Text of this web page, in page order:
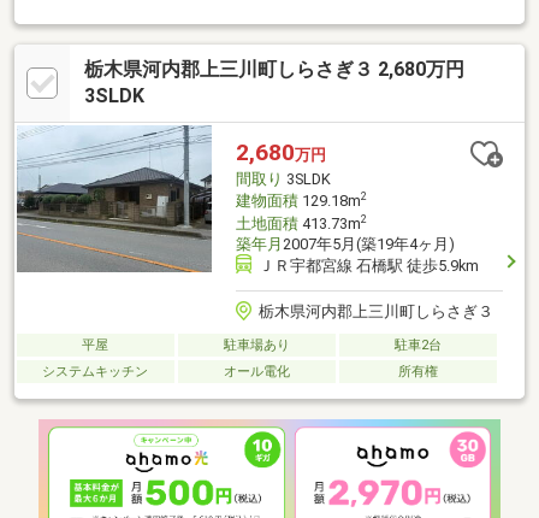
階LDKは34.2帖！・2階にもキッチン、浴室等が付いている完全2
世帯住宅・駐車スペースは５台 すべてカーポートが付いていま
す！○リフォーム内容○・外壁洗浄・屋根塗装・コーキング・和室
壁塗装・バルコニーシート防水・壁天井クロス張替え・床CF上張
グ・庭整備※価格には消費税、リフォーム費用を含みます
栃木県河内郡上三川町しらさぎ３ 2,680万円
3SLDK
2,680万円
間取り 3SLDK
建物面積129.18m2
土地面積413.73m2
築年月 2007年5月(築19年4ヶ月)
ＪＲ宇都宮線 石橋駅 徒歩5.9km
栃木県河内郡上三川町しらさぎ３
平屋 駐車場あり
駐車2台
システムキッチン
オール電化 所有権